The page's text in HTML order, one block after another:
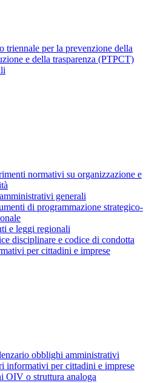
triennale per la prevenzione della
e della trasparenza (PTPCT)
normativi su organizzazione e
generali
di programmazione strategico-
e leggi regionali
disciplinare e codice di condotta
per cittadini e imprese
obblighi amministrativi
informativi per cittadini e imprese
OIV o struttura analoga